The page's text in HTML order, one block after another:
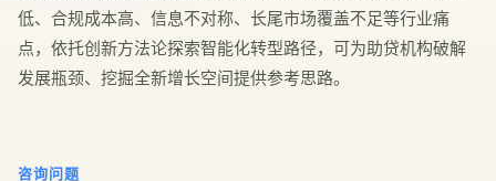
低、合规成本高、信息不对称、长尾市场覆盖不足等行业痛
点，依托创新方法论探索智能化转型路径，可为助贷机构破解
发展瓶颈、挖掘全新增长空间提供参考思路。
咨询问题